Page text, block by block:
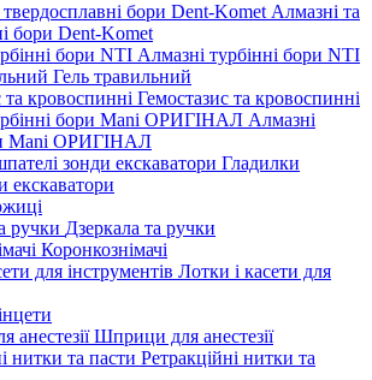
Алмазні та
бори Dent-Komet
Алмазні турбінні бори NTI
Гель травильний
Гемостазис та кровоспинні
Алмазні
Mani ОРИГІНАЛ
Гладилки
екскаватори
Дзеркала та ручки
Коронкознімачі
Лотки і касети для
Шприци для анестезії
Ретракційні нитки та